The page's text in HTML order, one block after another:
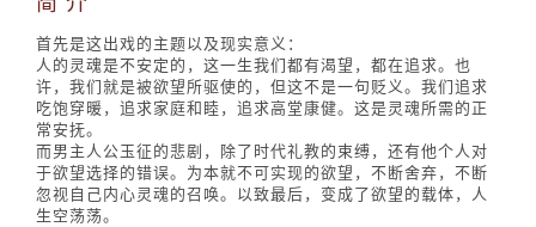
首先是这出戏的主题以及现实意义：
人的灵魂是不安定的，这一生我们都有渴望，都在追求。也
许，我们就是被欲望所驱使的，但这不是一句贬义。我们追求
吃饱穿暖，追求家庭和睦，追求高堂康健。这是灵魂所需的正
常安抚。
而男主人公玉征的悲剧，除了时代礼教的束缚，还有他个人对
于欲望选择的错误。为本就不可实现的欲望，不断舍弃，不断
忽视自己内心灵魂的召唤。以致最后，变成了欲望的载体，人
生空荡荡。